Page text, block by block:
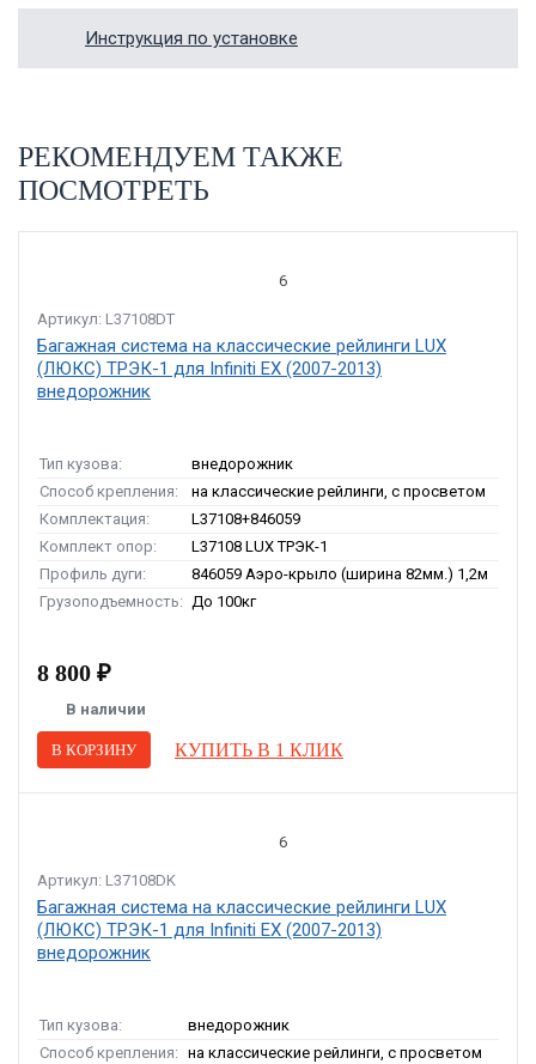
Инструкция по установке
РЕКОМЕНДУЕМ ТАКЖЕ
ПОСМОТРЕТЬ
6
Артикул: L37108DT
Багажная система на классические рейлинги LUX
(ЛЮКС) ТРЭК-1 для Infiniti EX (2007-2013)
внедорожник
Тип кузова:
внедорожник
Способ крепления:
на классические рейлинги, с просветом
Комплектация:
L37108+846059
Комплект опор:
L37108 LUX ТРЭК-1
Профиль дуги:
846059 Аэро-крыло (ширина 82мм.) 1,2м
Грузоподъемность: До 100кг
8 800 ₽
В наличии
В КОРЗИНУ КУПИТЬ В 1 КЛИК
6
Артикул: L37108DK
Багажная система на классические рейлинги LUX
(ЛЮКС) ТРЭК-1 для Infiniti EX (2007-2013)
внедорожник
Тип кузова:
внедорожник
Способ крепления: на классические рейлинги, с просветом